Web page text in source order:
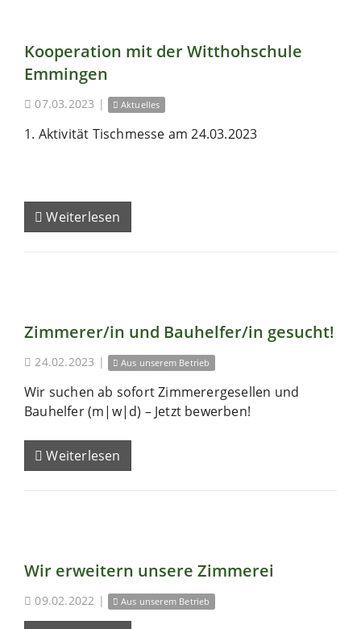
Kooperation mit der Witthohschule
Emmingen
07.03.2023 | Aktuelles
1. Aktivität Tischmesse am 24.03.2023
Weiterlesen
Zimmerer/in und Bauhelfer/in gesucht!
24.02.2023 | Aus unserem Betrieb
Wir suchen ab sofort Zimmerergesellen und
Bauhelfer (m|w|d) – Jetzt bewerben!
Weiterlesen
Wir erweitern unsere Zimmerei
09.02.2022 | Aus unserem Betrieb